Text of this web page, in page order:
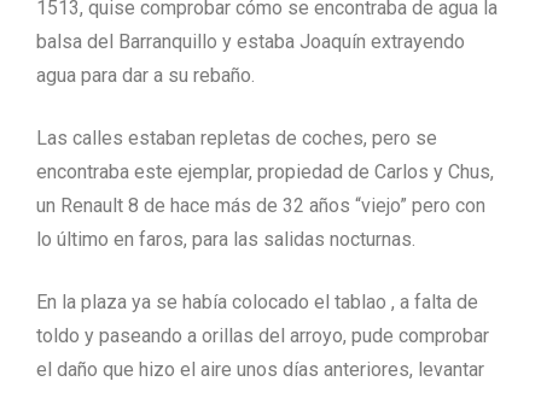
1513, quise comprobar cómo se encontraba de agua la
balsa del Barranquillo y estaba Joaquín extrayendo
agua para dar a su rebaño.
Las calles estaban repletas de coches, pero se
encontraba este ejemplar, propiedad de Carlos y Chus,
un Renault 8 de hace más de 32 años “viejo” pero con
lo último en faros, para las salidas nocturnas.
En la plaza ya se había colocado el tablao , a falta de
toldo y paseando a orillas del arroyo, pude comprobar
el daño que hizo el aire unos días anteriores, levantar